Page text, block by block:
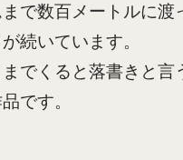
で数百メートルに渡
続いています。
でくると落書きと言
です。